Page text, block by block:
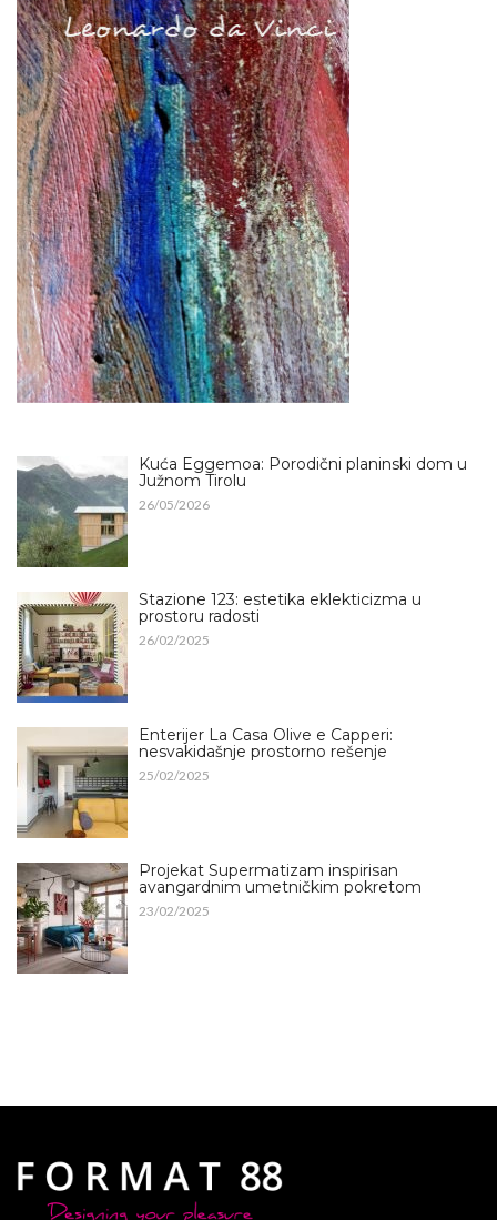
Kuća Eggemoa: Porodični planinski dom u
Južnom Tirolu
26/05/2026
Stazione 123: estetika eklekticizma u
prostoru radosti
26/02/2025
Enterijer La Casa Olive e Capperi:
nesvakidašnje prostorno rešenje
25/02/2025
Projekat Supermatizam inspirisan
avangardnim umetničkim pokretom
23/02/2025